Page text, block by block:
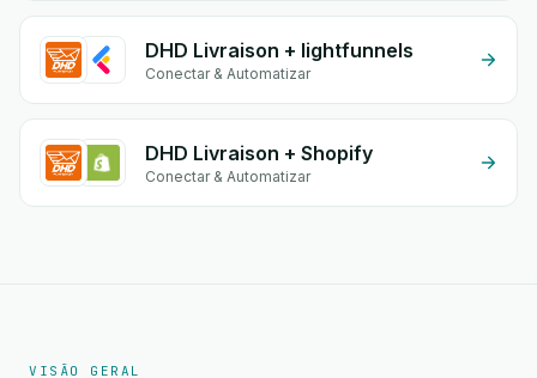
DHD Livraison + lightfunnels
Conectar & Automatizar
DHD Livraison + Shopify
Conectar & Automatizar
VISÃO GERAL